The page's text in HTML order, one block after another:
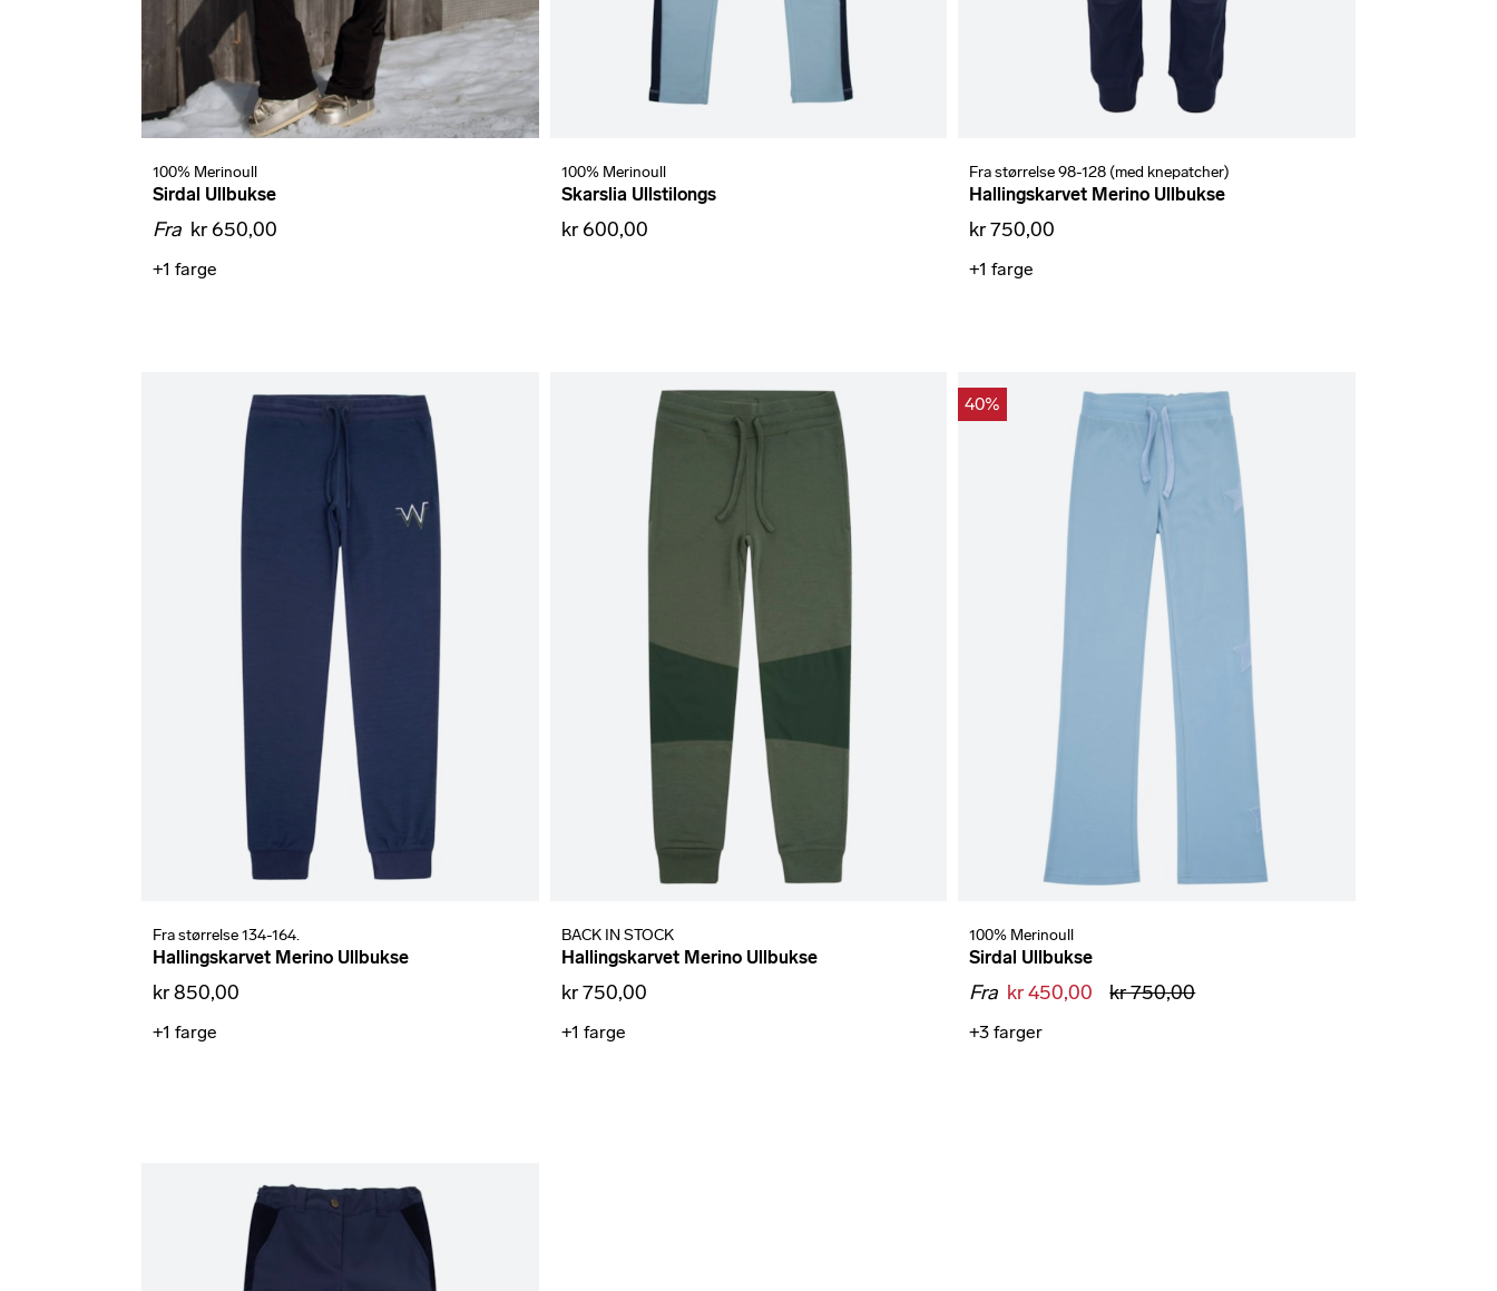
100% Merinoull
Sirdal Ullbukse
Fra kr 650,00
+1 farge
100% Merinoull
Skarslia Ullstilongs
kr 600,00
Fra størrelse 98-128 (med knepatcher)
Hallingskarvet Merino Ullbukse
kr 750,00
+1farge
Fra størrelse 134-164.
Hallingskarvet Merino Ullbukse
kr 850,00
+1 farge
BACK IN STOCK
Hallingskarvet Merino Ullbukse
kr 750,00
+1 farge
40%
100% Merinoull
Sirdal Ullbukse
Fra kr 450,00 kr 750,00
+3farger